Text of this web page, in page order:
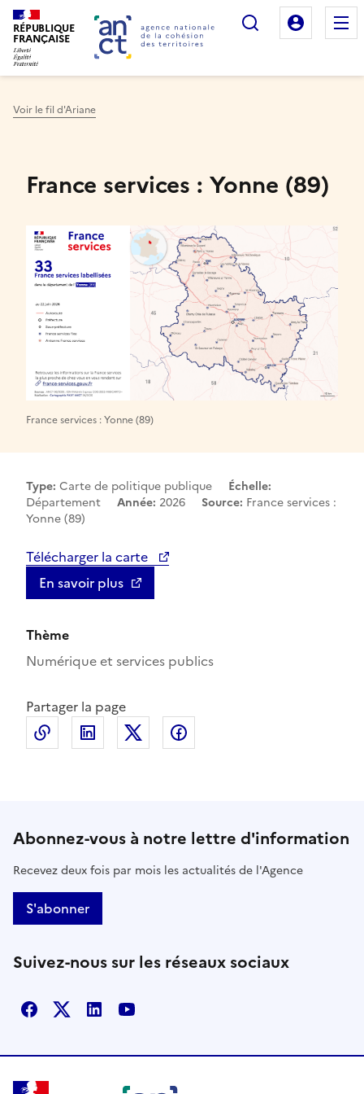
RÉPUBLIQUE
FRANÇAISE
Rechercher
Mon
Voir le fil d'Ariane
France services : Yonne (89)
France services : Yonne (89)
Thème
Numérique et services publics
Partager la page
Copier le lien de la page dans le presse-papier
LinkedIn
Type: Carte de politique publique
Échelle:
Département
Année: 2026 Source: France services :
Yonne (89)
Télécharger la carte
En savoir plus
Abonnez-vous à notre lettre d'information
Recevez deux fois par mois les actualités de l'Agence
S'abonner
Suivez-nous sur les réseaux sociaux
Facebook
X LinkedinYoutube